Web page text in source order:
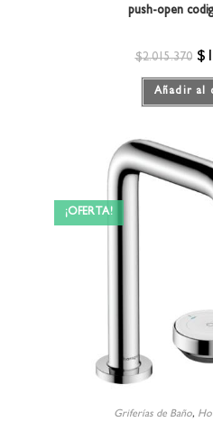
push-open
$2.015.370 $
Añadir al
¡OFERTA!
Griferías de Baño,